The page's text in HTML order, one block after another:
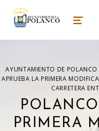
ayuntamiento
AYUNTAMIENTO DE POLANCO MENU
AYUNTAMIENTO DE POLANCO
APRUEBA LA PRIMERA
CARRETERA
PRIMERA